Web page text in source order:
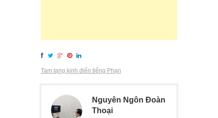
Tam tạng kinh điển tiếng Phạn
Nguyên Ngôn Đoàn
Thoại